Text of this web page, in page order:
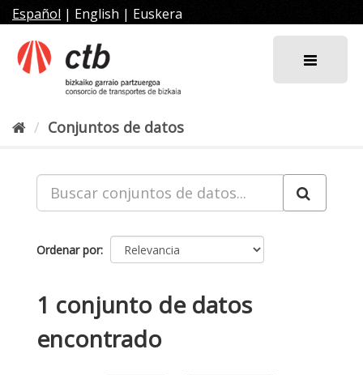
al
contenido
Español | English | Euskera
Conjuntos de datos
Ordenar por
1 conjunto de datos
encontrado